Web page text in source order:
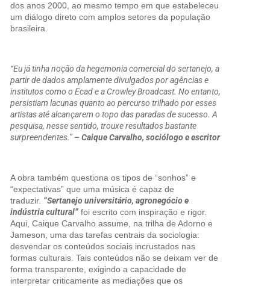
dos anos 2000, ao mesmo tempo em que estabeleceu
um diálogo direto com amplos setores da população
brasileira.
“Eu já tinha noção da hegemonia comercial do sertanejo, a
partir de dados amplamente divulgados por agências e
institutos como o Ecad e a Crowley Broadcast. No entanto,
persistiam lacunas quanto ao percurso trilhado por esses
artistas até alcançarem o topo das paradas de sucesso. A
pesquisa, nesse sentido, trouxe resultados bastante
surpreendentes.”– Caique Carvalho, sociólogo e escritor
A obra também questiona os tipos de “sonhos” e
“expectativas” que uma música é capaz de
traduzir. “Sertanejo universitário, agronegócio e
indústria cultural” foi escrito com inspiração e rigor.
Aqui, Caique Carvalho assume, na trilha de Adorno e
Jameson, uma das tarefas centrais da sociologia:
desvendar os conteúdos sociais incrustados nas
formas culturais. Tais conteúdos não se deixam ver de
forma transparente, exigindo a capacidade de
interpretar criticamente as mediações que os